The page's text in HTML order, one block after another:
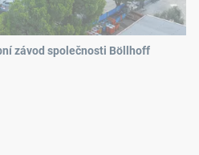
závod společnosti Böllhoff